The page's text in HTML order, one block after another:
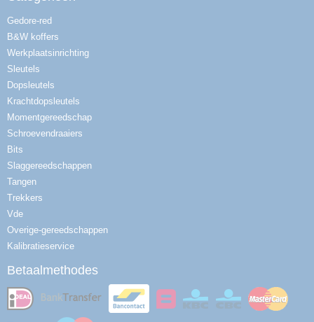
Gedore-red
B&W koffers
Werkplaatsinrichting
Sleutels
Dopsleutels
Krachtdopsleutels
Momentgereedschap
Schroevendraaiers
Bits
Slaggereedschappen
Tangen
Trekkers
Vde
Overige-gereedschappen
Kalibratieservice
Betaalmethodes